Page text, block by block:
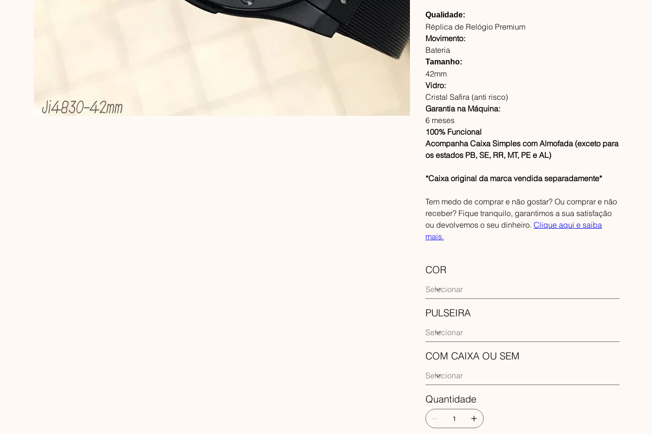
Qualidade:
Réplica de Relógio Premium
Movimento:
Bateria
Tamanho:
42mm
Vidro:
Cristal Safira (anti risco)
Garantia na Máquina:
6 meses
100% Funcional
Acompanha Caixa Simples com Almofada (exceto para
os estados PB, SE, RR, MT, PE e AL)
*Caixa original da marca vendida separadamente*
Tem medo de comprar e não gostar? Ou comprar e não
receber? Fique tranquilo, garantimos a sua satisfação
ou devolvemos o seu dinheiro. Clique aqui e saiba
mais.
COR
PULSEIRA
COM CAIXA OU SEM
Quantidade